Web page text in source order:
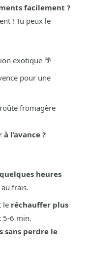
facilement ?
! Tu peux le
exotique 🌴
pour une
fromagère
l’avance ?
quelques heures
frais.
le réchauffer plus
5-6 min.
sans perdre le